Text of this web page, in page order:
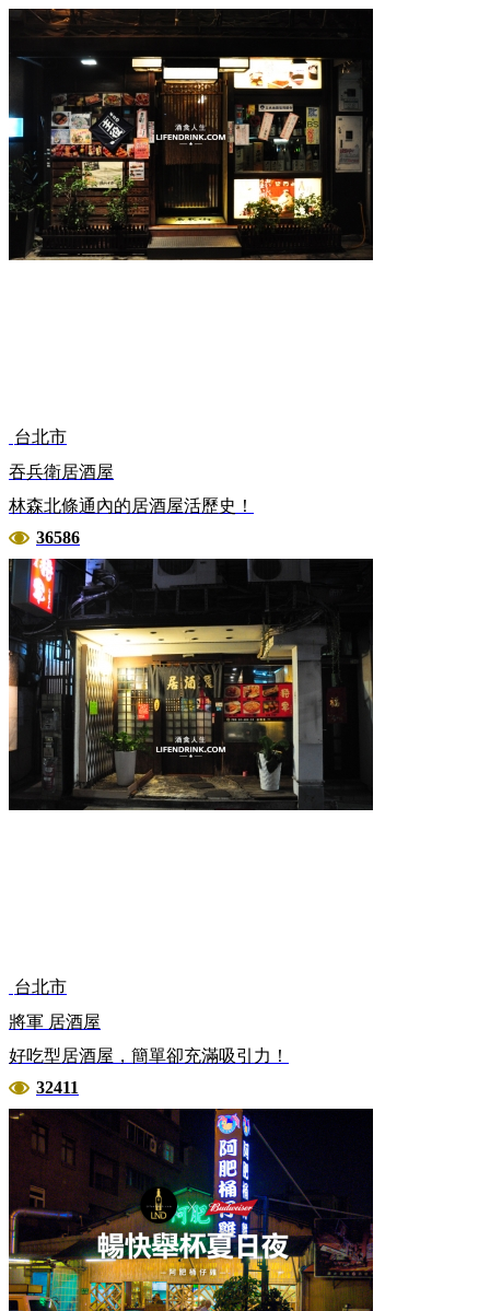
台北市
吞兵衛居酒屋
林森北條通內的居酒屋活歷史！
36586
台北市
將軍 居酒屋
好吃型居酒屋，簡單卻充滿吸引力！
32411